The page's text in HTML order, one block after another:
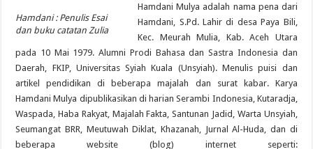
Hamdani : Penulis Esai
dan buku catatan Zulia
Hamdani Mulya adalah nama pena dari
Hamdani, S.Pd. Lahir di desa Paya Bili,
Kec. Meurah Mulia, Kab. Aceh Utara
pada 10 Mai 1979. Alumni Prodi Bahasa dan Sastra Indonesia dan
Daerah, FKIP, Universitas Syiah Kuala (Unsyiah). Menulis puisi dan
artikel pendidikan di beberapa majalah dan surat kabar. Karya
Hamdani Mulya dipublikasikan di harian Serambi Indonesia, Kutaradja,
Waspada, Haba Rakyat, Majalah Fakta, Santunan Jadid, Warta Unsyiah,
Seumangat BRR, Meutuwah Diklat, Khazanah, Jurnal Al-Huda, dan di
beberapa website (blog) internet seperti: